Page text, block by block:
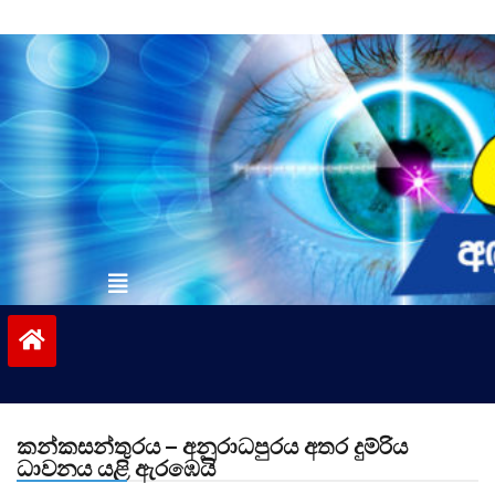
to
contentvinivida.lk
කන්කසන්තුරය – අනුරාධපුරය අතර දුම්රිය
ධාවනය යළි ඇරඹෙයි